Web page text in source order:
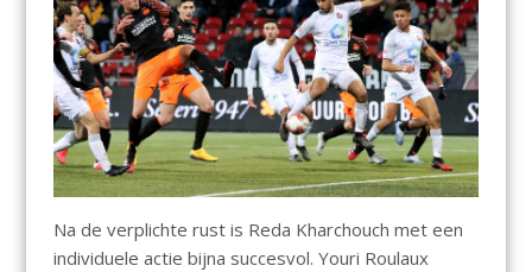
Na de verplichte rust is Reda Kharchouch met een
individuele actie bijna succesvol. Youri Roulaux